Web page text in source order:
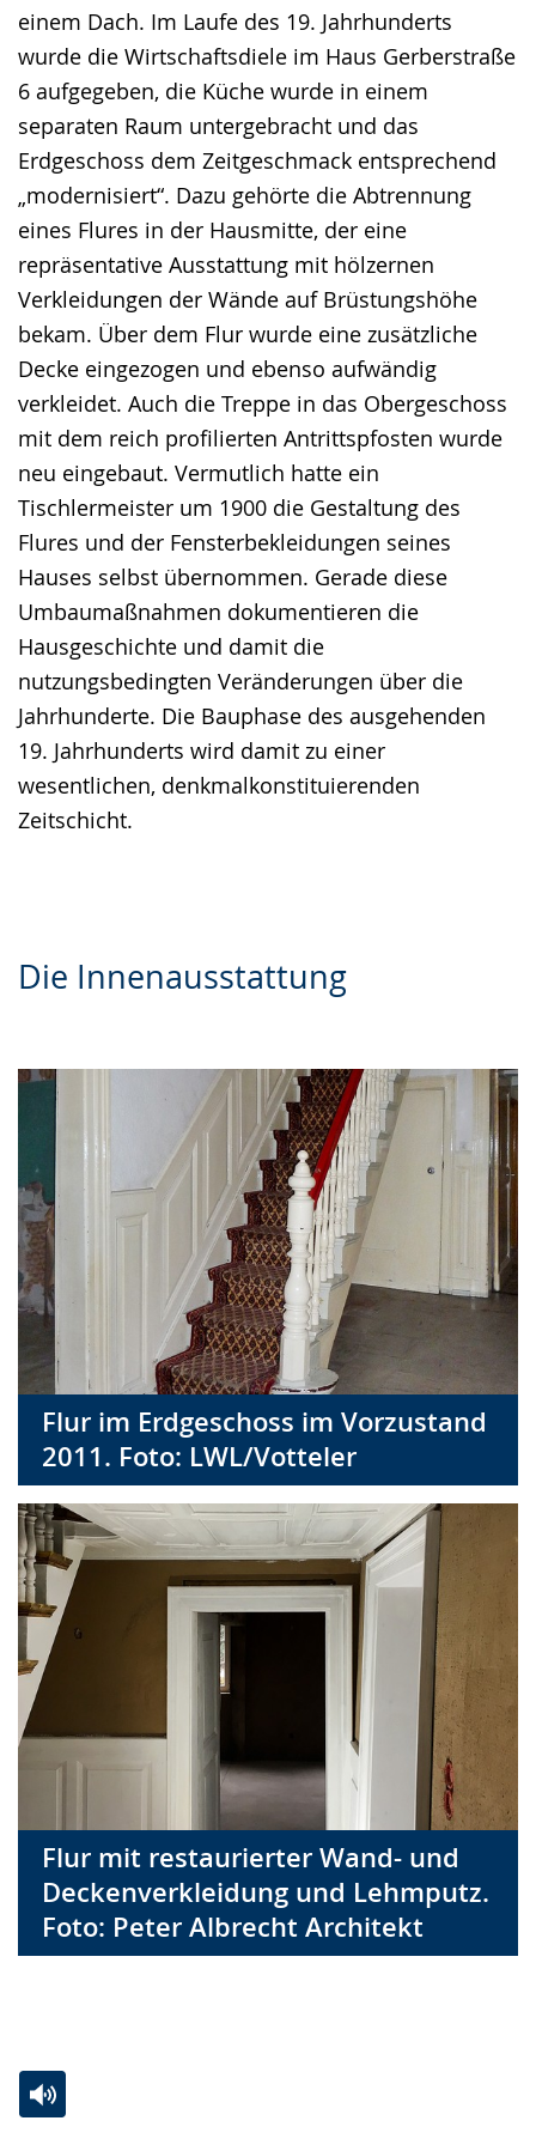
einem Dach. Im Laufe des 19. Jahrhunderts
wurde die Wirtschaftsdiele im Haus Gerberstraße
6 aufgegeben, die Küche wurde in einem
separaten Raum untergebracht und das
Erdgeschoss dem Zeitgeschmack entsprechend
„modernisiert“. Dazu gehörte die Abtrennung
eines Flures in der Hausmitte, der eine
repräsentative Ausstattung mit hölzernen
Verkleidungen der Wände auf Brüstungshöhe
bekam. Über dem Flur wurde eine zusätzliche
Decke eingezogen und ebenso aufwändig
verkleidet. Auch die Treppe in das Obergeschoss
mit dem reich profilierten Antrittspfosten wurde
neu eingebaut. Vermutlich hatte ein
Tischlermeister um 1900 die Gestaltung des
Flures und der Fensterbekleidungen seines
Hauses selbst übernommen. Gerade diese
Umbaumaßnahmen dokumentieren die
Hausgeschichte und damit die
nutzungsbedingten Veränderungen über die
Jahrhunderte. Die Bauphase des ausgehenden
19. Jahrhunderts wird damit zu einer
wesentlichen, denkmalkonstituierenden
Zeitschicht.
Die Innenausstattung
Flur im Erdgeschoss im Vorzustand
2011. Foto: LWL/Votteler
Flur mit restaurierter Wand- und
Deckenverkleidung und Lehmputz.
Foto: Peter Albrecht Architekt